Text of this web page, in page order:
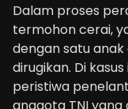
Dalam proses
termohon cerai,
dengan satu
dirugikan. Di
peristiwa
anggota TNI